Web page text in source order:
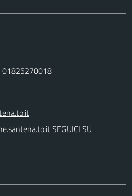
01825270018
SEGUICI SU